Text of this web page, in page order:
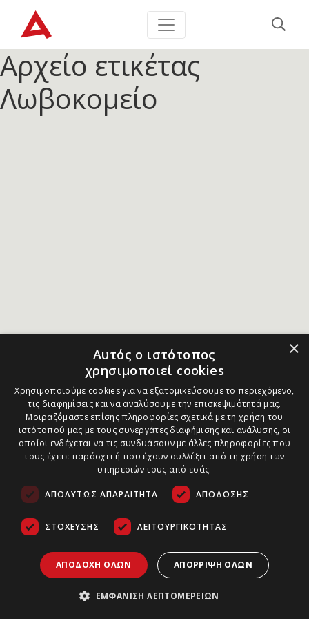
Αρχείο ετικέτας
Λωβοκομείο
×
Αυτός ο ιστότοπος
χρησιμοποιεί cookies
Χρησιμοποιούμε cookies για να εξατομικεύσουμε το περιεχόμενο,
τις διαφημίσεις και να αναλύσουμε την επισκεψιμότητά μας.
Μοιραζόμαστε επίσης πληροφορίες σχετικά με τη χρήση του
ιστότοπού μας με τους συνεργάτες διαφήμισης και ανάλυσης, οι
οποίοι ενδέχεται να τις συνδυάσουν με άλλες πληροφορίες που
τους έχετε παράσχει ή που έχουν συλλέξει από τη χρήση των
υπηρεσιών τους από εσάς.
ΑΠΟΛΎΤΩΣ ΑΠΑΡΑΊΤΗΤΑ ΑΠΌΔΟΣΗΣ
ΣΤΌΧΕΥΣΗΣ ΛΕΙΤΟΥΡΓΙΚΌΤΗΤΑΣ
ΑΠΟΔΟΧΉ ΌΛΩΝ ΑΠΌΡΡΙΨΗ ΌΛΩΝ
ΕΜΦΆΝΙΣΗ ΛΕΠΤΟΜΕΡΕΙΏΝ